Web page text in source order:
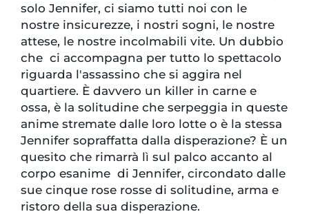
solo Jennifer, ci siamo tutti noi con le
nostre insicurezze, i nostri sogni, le nostre
attese, le nostre incolmabili vite. Un dubbio
che ci accompagna per tutto lo spettacolo
riguarda l'assassino che si aggira nel
quartiere. È davvero un killer in carne e
ossa, è la solitudine che serpeggia in queste
anime stremate dalle loro lotte o è la stessa
Jennifer sopraffatta dalla disperazione? È un
quesito che rimarrà lì sul palco accanto al
corpo esanime di Jennifer, circondato dalle
sue cinque rose rosse di solitudine, arma e
ristoro della sua disperazione.